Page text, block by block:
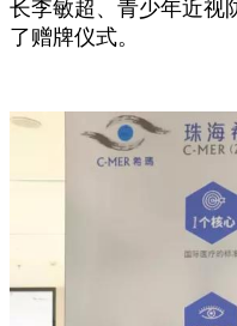
长李敏超、青少年近视
了赠牌仪式。